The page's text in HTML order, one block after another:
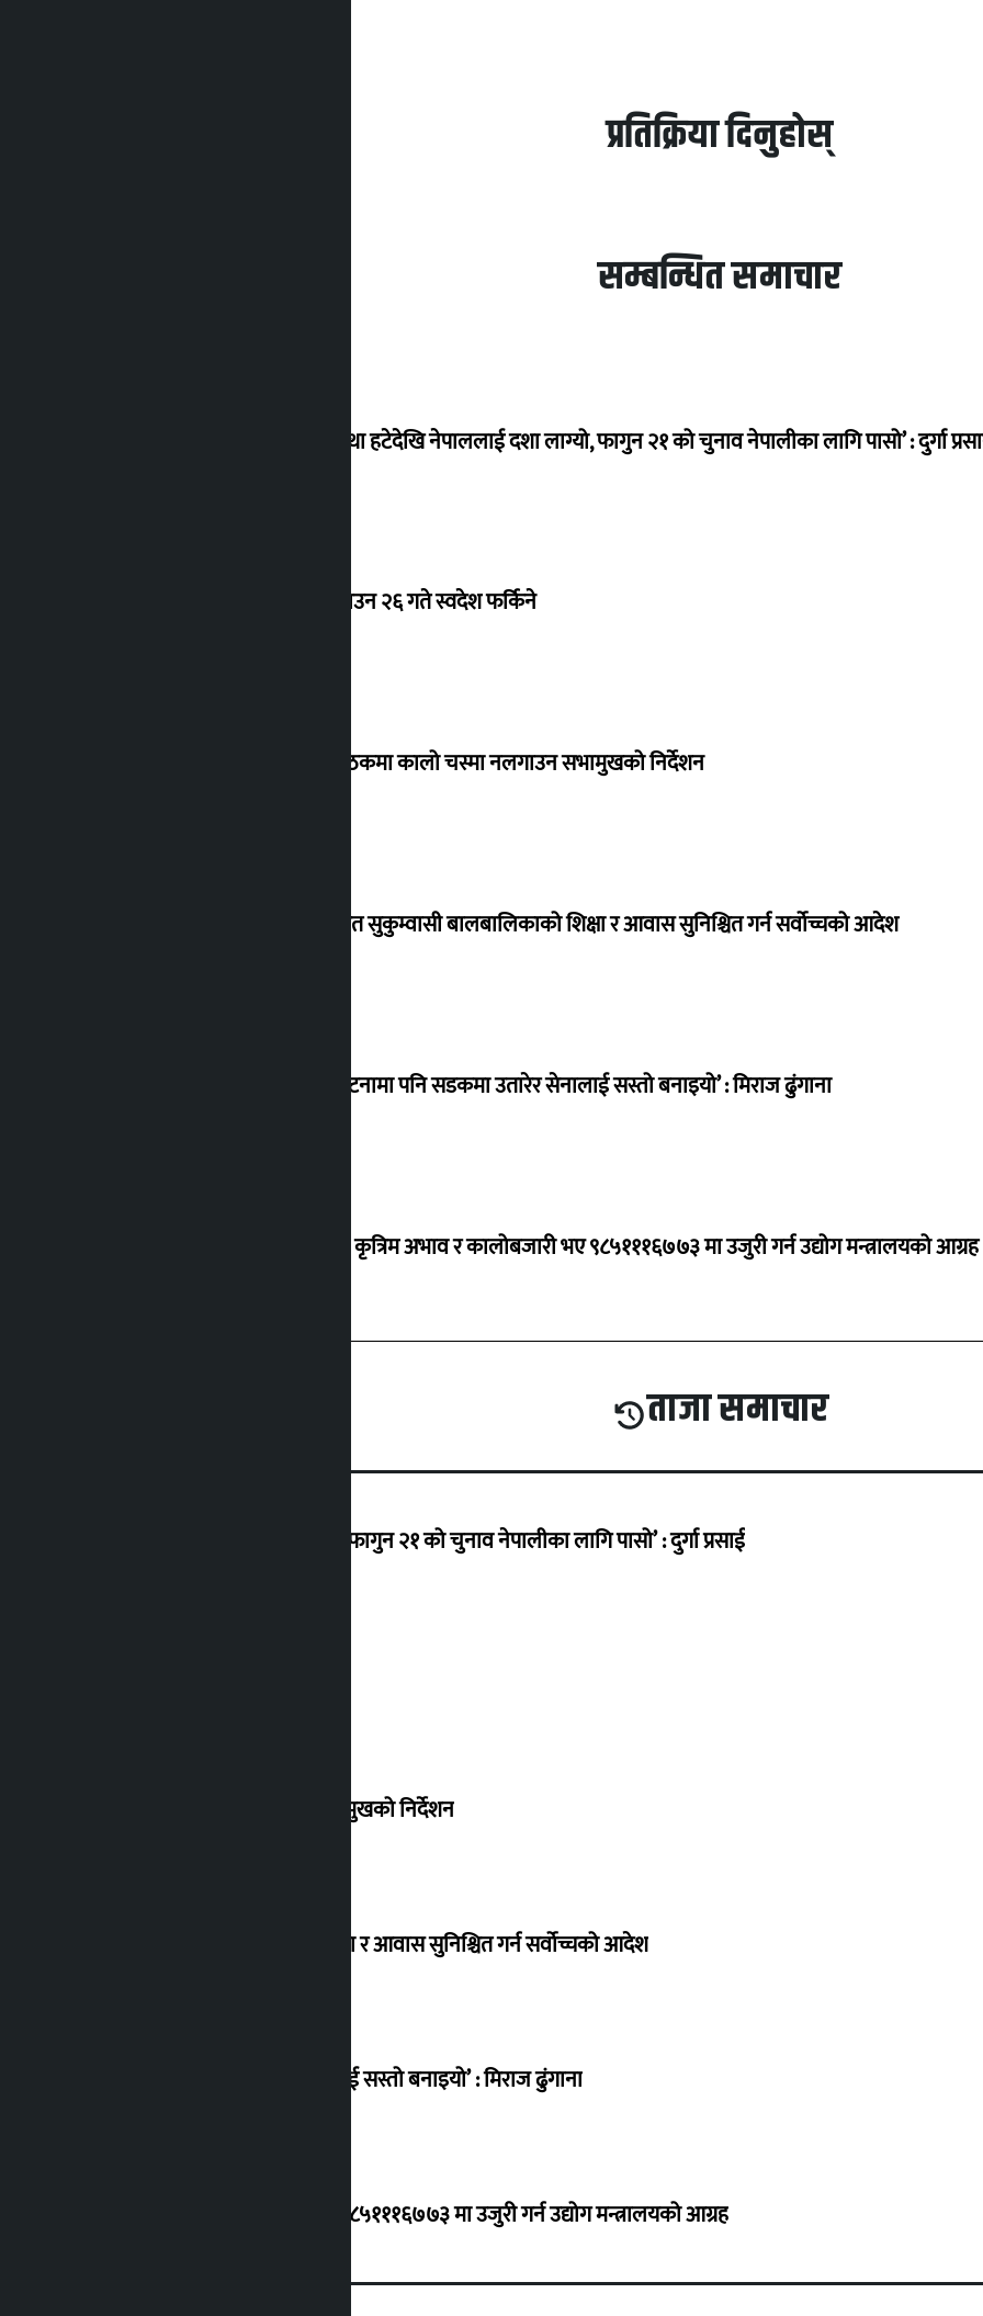
प्रतिक्रिया दिनुहोस्
सम्बन्धित समाचार
‘राजसंस्था हटेदेखि नेपाललाई दशा लाग्यो, फागुन २१ को चुनाव नेपालीका लागि पासो’ : दुर्गा
देउवा साउन २६ गते स्वदेश फर्किने
संसद् बैठकमा कालो चस्मा नलगाउन सभामुखको निर्देशन
विस्थापित सुकुम्वासी बालबालिकाको शिक्षा र आवास सुनिश्चित गर्न सर्वोच्चको आदेश
‘सानो घटनामा पनि सडकमा उतारेर सेनालाई सस्तो बनाइयो’ : मिराज ढुंगाना
ग्यासको कृत्रिम अभाव र कालोबजारी भए ९८५१११६७७३ मा उजुरी गर्न उद्योग मन्त्रालयको आग्रह
ताजा समाचार
‘राजसंस्था हटेदेखि नेपाललाई दशा लाग्यो, फागुन २१ को चुनाव नेपालीका लागि पासो’ : दुर्गा प्रसाई
संसद् बैठकमा कालो चस्मा नलगाउन सभामुखको निर्देशन
विस्थापित सुकुम्वासी बालबालिकाको शिक्षा र आवास सुनिश्चित गर्न सर्वोच्चको आदेश
‘सानो घटनामा पनि सडकमा उतारेर सेनालाई सस्तो बनाइयो’ : मिराज ढुंगाना
ग्यासको कृत्रिम अभाव र कालोबजारी भए ९८५१११६७७३ मा उजुरी गर्न उद्योग मन्त्रालयको आग्रह